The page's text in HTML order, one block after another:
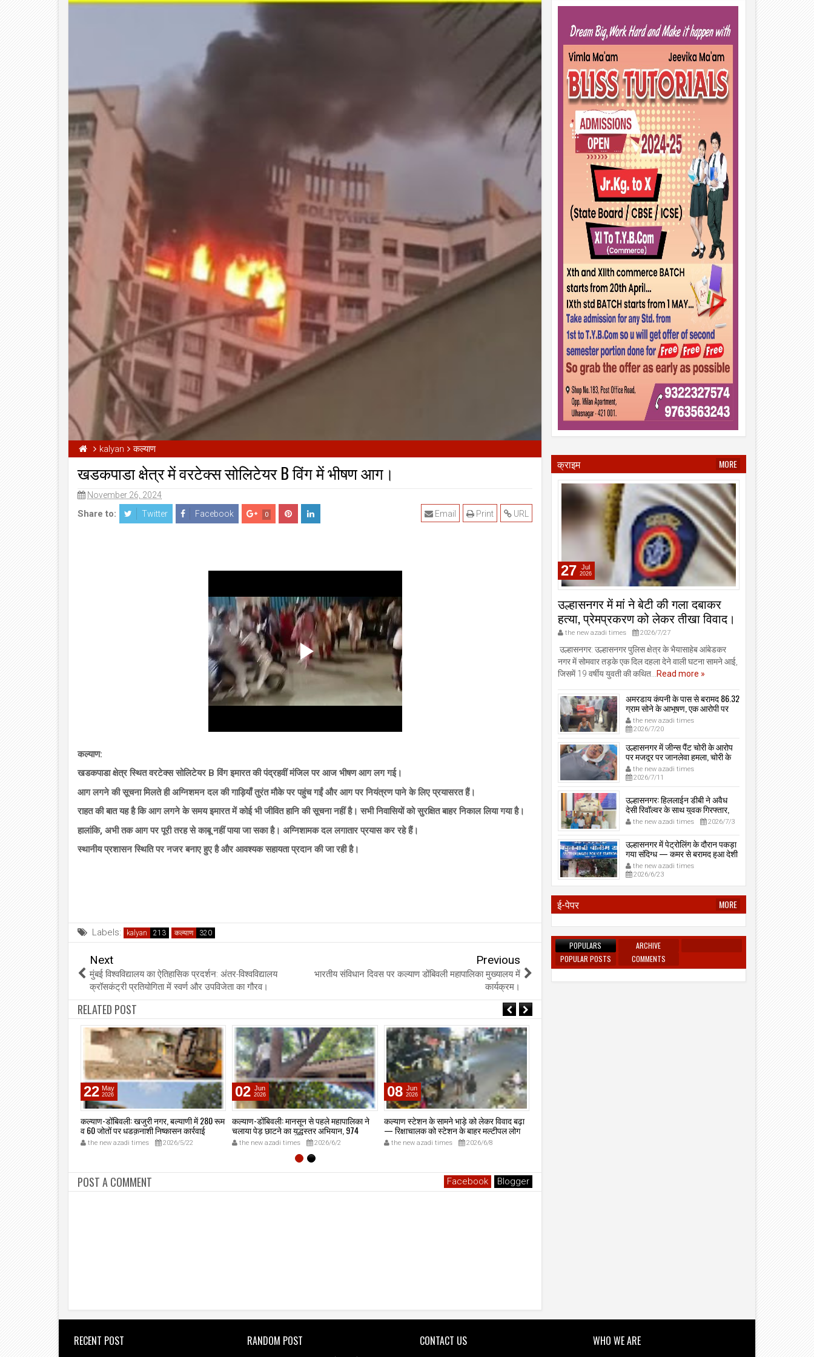
01 Aug
2026
kalyan कल्याण
खडकपाडा क्षेत्र में वरटेक्स सोलिटेयर B विंग में भीषण आग।
November 26, 2024
Share to: Twitter Facebook 0 URL
Print
Email
कल्याण:
खडकपाडा क्षेत्र स्थित वरटेक्स सोलिटेयर B विंग इमारत की पंद्रहवीं मंजिल पर आज भीषण आग लग गई।
आग लगने की सूचना मिलते ही अग्निशमन दल की गाड़ियाँ तुरंत मौके पर पहुंच गईं और आग पर नियंत्रण पाने के लिए प्रयासरत हैं।
राहत की बात यह है कि आग लगने के समय इमारत में कोई भी जीवित हानि की सूचना नहीं है। सभी निवासियों को सुरक्षित बाहर निकाल लिया गया है।
हालांकि, अभी तक आग पर पूरी तरह से काबू नहीं पाया जा सका है। अग्निशामक दल लगातार प्रयास कर रहे हैं।
स्थानीय प्रशासन स्थिति पर नजर बनाए हुए है और आवश्यक सहायता प्रदान की जा रही है।
Labels: kalyan कल्याण
Next
मुंबई विश्वविद्यालय का ऐतिहासिक प्रदर्शन: अंतर-विश्वविद्यालय
क्रॉसकंट्री प्रतियोगिता में स्वर्ण और उपविजेता का गौरव।
Previous
भारतीय संविधान दिवस पर कल्याण डोंबिवली महापालिका मुख्यालय में
कार्यक्रम।
RELATED POST
22 May
2026
कल्याण-डोंबिवली: खजुरी नगर, बल्याणी में 280 रूम
व 60 जोतों पर धडक़नाशी निष्कासन कार्रवाई
the new azadi times 2026/5/22
02 Jun
2026
कल्याण-डोंबिवली: मानसून से पहले महापालिका ने
चलाया पेड़ छाटने का युद्धस्तर अभियान, 974
खतरनाक पेड़ काटे, 27 पेड़ पूरी तरह हटाए गए —
कल्याण-डोंबिवली महानगर पालिका सक्रिय।
the new azadi times 2026/6/2
08 Jun
2026
कल्याण स्टेशन के सामने भाड़े को लेकर विवाद बढ़ा
— रिक्षाचालक को स्टेशन के बाहर मल्टीपल लोग
घेरकर पीटा; महात्मा फुले थाना पहुंचा, CCTV फुटेज
से पहचान प्रयत्न।
the new azadi times 2026/6/8
POST A COMMENT Facebook Blogger
क्राइम MORE
27 Jul
2026
उल्हासनगर में मां ने बेटी की गला दबाकर
हत्या, प्रेमप्रकरण को लेकर तीखा विवाद।
the new azadi times 2026/7/27
उल्हासनगर: उल्हासनगर पुलिस क्षेत्र के भैयासाहेब आंबेडकर
नगर में सोमवार तड़के एक दिल दहला देने वाली घटना सामने आई,
जिसमें 19 वर्षीय युवती की कथित...Read more »
अमरडाय कंपनी के पास से बरामद 86.32
ग्राम सोने के आभूषण, एक आरोपी पर
मामला दर्ज, उल्हासनगर-भायखळा पुलिस
ने घरफोड़ियों के संबंध में एक आरोपी से
महत्वपूर्ण पूछताछ के बाद आरोपी के साथी
के ठिकाने से 10,90,261 रुपये मूल्य के
सोने के आभूषण बरामद किए।
the new azadi times
2026/7/20
उल्हासनगर में जीन्स पैंट चोरी के आरोप
पर मजदूर पर जानलेवा हमला, चोरी के
संदेह में किडनैप कर कराई पिटाई, मजदूर
गंभीर रूप से जख्मी।
the new azadi times
2026/7/11
उल्हासनगर: हिललाईन डीबी ने अवैध
देसी रिवॉल्वर के साथ युवक गिरफ्तार,
प्रेमनगर टेकडी से देसी रिवॉल्वर व
काडतूस जप्त, इलीगल हथियार साथ
पकड़ा गया युवक एक दिन की पोलीस
कोठडी में।
the new azadi times 2026/7/3
उल्हासनगर में पेट्रोलिंग के दौरान पकड़ा
गया संदिग्ध — कमर से बरामद हुआ देशी
रिवॉल्वर।
the new azadi times
2026/6/23
ई-पेपर MORE
POPULARS
ARCHIVE
POPULAR POSTS
COMMENTS
RECENT POST RANDOM POST CONTACT US WHO WE ARE